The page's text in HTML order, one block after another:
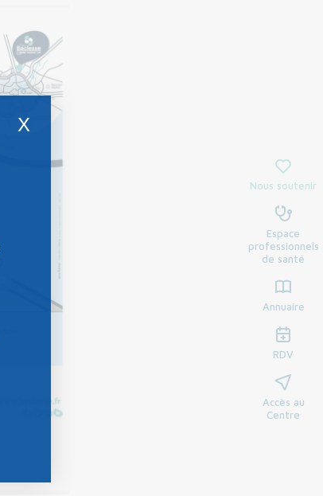
Nous soutenir
Espace
professionnels
de santé
Annuaire
RDV
Accès au
Centre
X